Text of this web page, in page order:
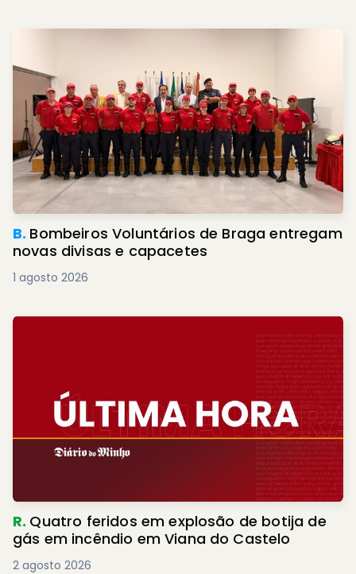
B. Bombeiros Voluntários de Braga entregam
novas divisas e capacetes
1 agosto 2026
R. Quatro feridos em explosão de botija de
gás em incêndio em Viana do Castelo
2 agosto 2026